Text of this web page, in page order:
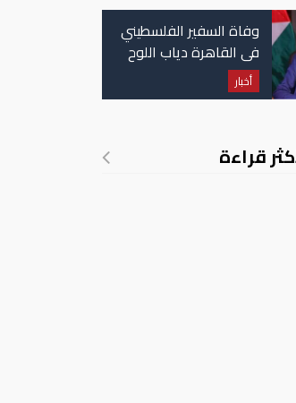
وفاة السفير الفلسطيني
في القاهرة دياب اللوح
أخبار
قراءة